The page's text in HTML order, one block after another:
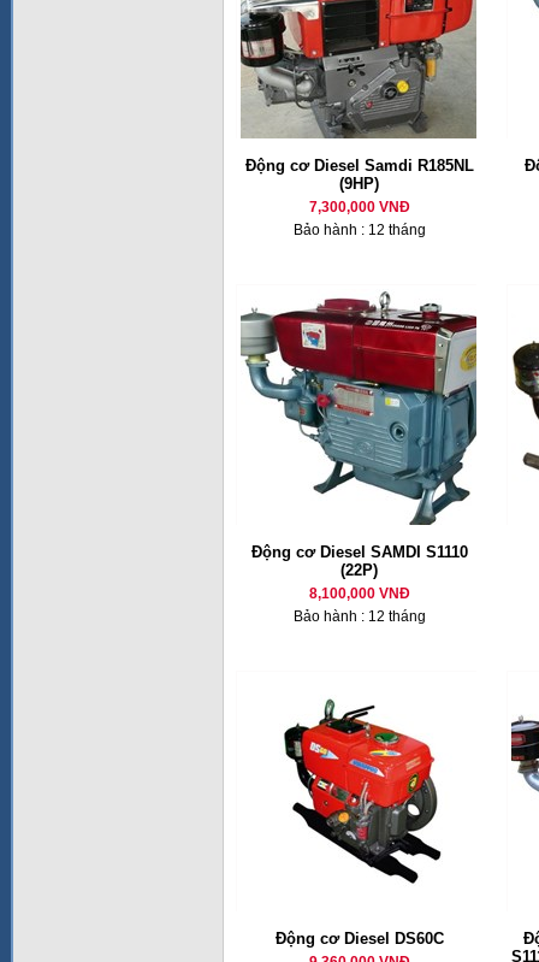
Động cơ Diesel Samdi R185NL
(9HP)
7,300,000 VNĐ
Bảo hành : 12 tháng
Động cơ Diesel SAMDI S1110
(22P)
8,100,000 VNĐ
Bảo hành : 12 tháng
Động cơ Diesel DS60C